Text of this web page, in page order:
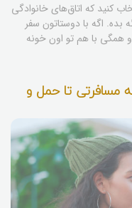
کنید که اتاق‌های خانوادگی
بده. اگه با دوستاتون سفر
و همگی با هم تو اون خونه
مسافرتی تا حمل و